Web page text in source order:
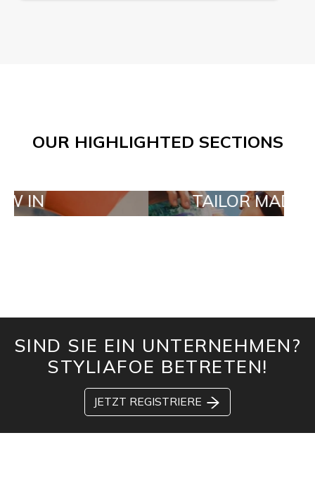
OUR HIGHLIGHTED SECTIONS
TAILOR MADE
SIND SIE EIN UNTERNEHMEN?
STYLIAFOE BETRETEN!
JETZT REGISTRIERE